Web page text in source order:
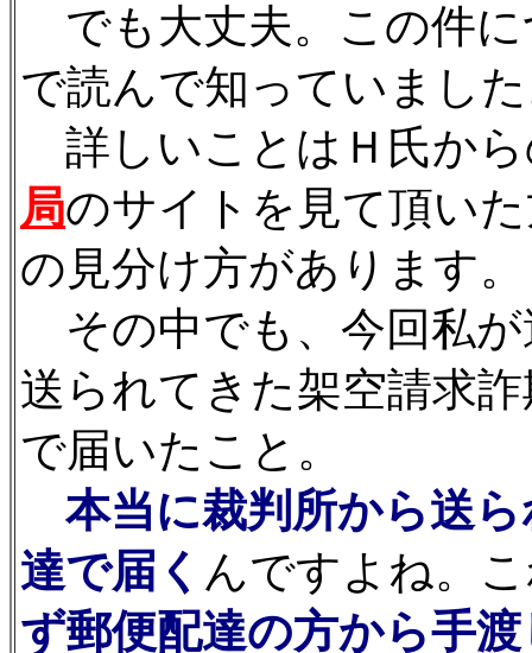
でも大丈夫。この件に
で読んで知っていまし
詳しいことはＨ氏か
局のサイトを見て頂い
の見分け方があります。
その中でも、今回私が
送られてきた架空請求
で届いたこと。
本当に裁判所から送
達で届く んですよね。
ず郵便配達の方から手